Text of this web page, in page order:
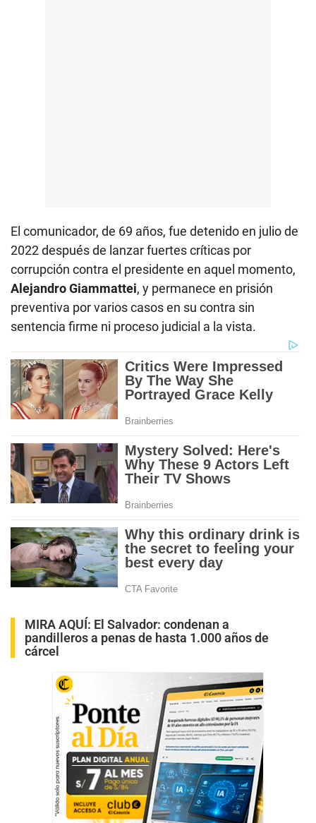
El comunicador, de 69 años, fue detenido en julio de
2022 después de lanzar fuertes críticas por
corrupción contra el presidente en aquel momento,
Alejandro Giammattei, y permanece en prisión
preventiva por varios casos en su contra sin
sentencia firme ni proceso judicial a la vista.
MIRA AQUÍ: El Salvador: condenan a
pandilleros a penas de hasta 1.000 años de
cárcel